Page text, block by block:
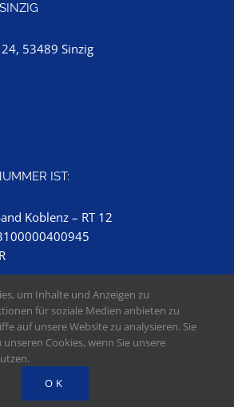
53489 Sinzig
IST:
Koblenz – RT 12
Kirchengemeinde Remagen-Sinzig |
|DATENSCHUTZ
um Inhalte und Anzeigen zu
für soziale Medien anbieten zu
auf unsere Website zu analysieren. Sie
Cookies, wenn Sie unsere
OK